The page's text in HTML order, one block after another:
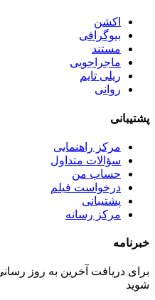
اکشن
بیوگرافی
مستند
ماجراجویی
ریلی تایم
روانی
پشتیبانی
مرکز راهنمایی
سؤالات متداول
حساب من
درخواست فیلم
پشتیبانی
مرکز رسانه
خبرنامه
برای دریافت آخرین به روز
شوید